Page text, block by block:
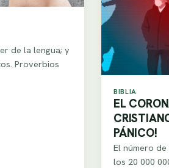
de la lengua; y
Proverbios
BIBLIA
EL
PÁNICO!
El número
los 20 000